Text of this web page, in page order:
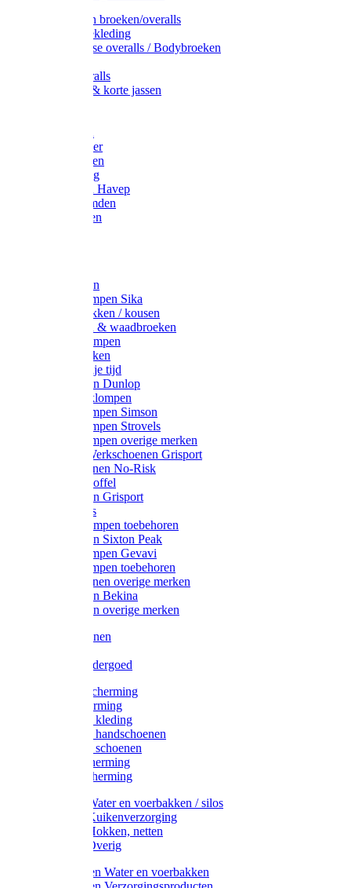
Toebehoren broeken/overalls
Signalisatiekleding
Amerikaanse overalls / Bodybroeken
Kinderoveralls
Stofjassen & korte jassen
Bodywarmer
Werkbroeken
Zaagkleding
Werkjassen Havep
Thermohemden
Overhemden
Werksokken
Schoenklompen Sika
Thermo sokken / kousen
Lieslaarzen & waadbroeken
Houten klompen
Wandelsokken
Laarzen vrije tijd
Werklaarzen Dunlop
Kunststof klompen
Schoenklompen Simson
Schoenklompen Strovels
Schoenklompen overige merken
Wandel-/ Werkschoenen Grisport
Werkschoenen No-Risk
Klomppantoffel
Werklaarzen Grisport
Accessoires
Houten klompen toebehoren
Werklaarzen Sixton Peak
Schoenklompen Gevavi
Schoenklompen toebehoren
Werkschoenen overige merken
Werklaarzen Bekina
Werklaarzen overige merken
Handschoenen
Thermo ondergoed
Gehoorbescherming
Oogbescherming
Disposable kleding
Disposable handschoenen
Disposable schoenen
Mondbescherming
Hoofdbescherming
Pluimvee Water en voerbakken / silos
Pluimvee Kuikenverzorging
Pluimvee Hokken, netten
Pluimvee Overig
Knaagdieren Water en voerbakken